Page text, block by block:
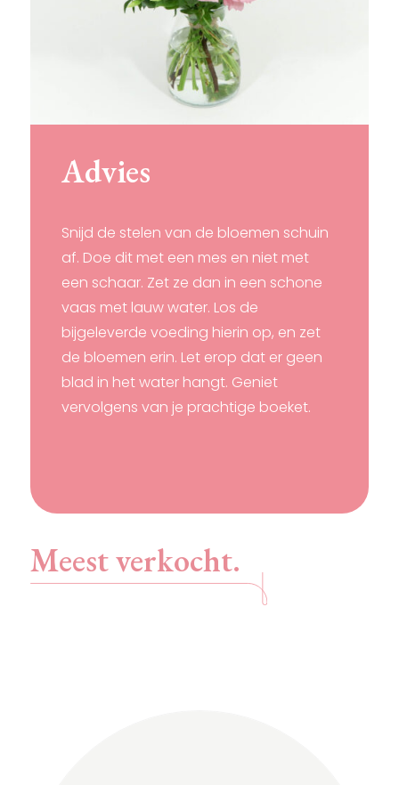
Advies
Snijd de stelen van de bloemen schuin
af. Doe dit met een mes en niet met
een schaar. Zet ze dan in een schone
vaas met lauw water. Los de
bijgeleverde voeding hierin op, en zet
de bloemen erin. Let erop dat er geen
blad in het water hangt. Geniet
vervolgens van je prachtige boeket.
Meest verkocht.